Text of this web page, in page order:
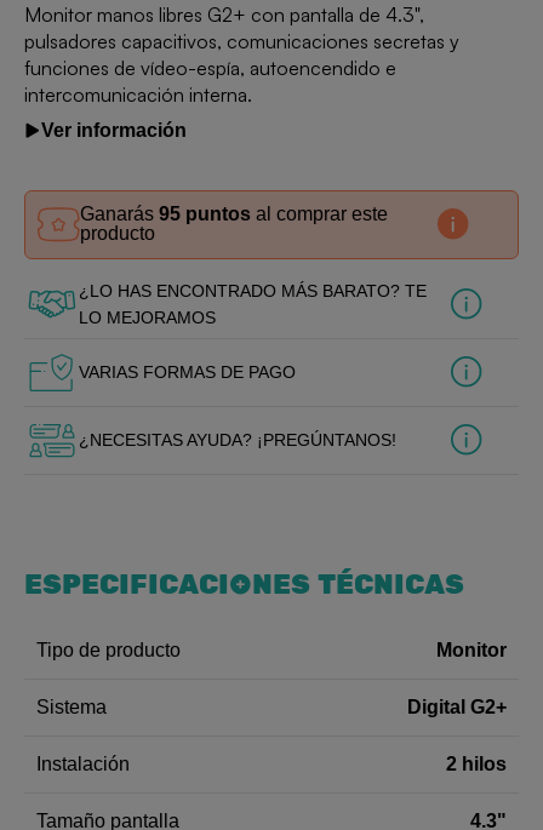
Monitor manos libres G2+ con pantalla de 4.3",
pulsadores capacitivos, comunicaciones secretas y
funciones de vídeo-espía, autoencendido e
intercomunicación interna.
Ver información
Ganarás 95 puntos al comprar este
producto
¿LO HAS ENCONTRADO MÁS BARATO? TE
LO MEJORAMOS
VARIAS FORMAS DE PAGO
¿NECESITAS AYUDA? ¡PREGÚNTANOS!
ESPECIFICACIONES TÉCNICAS
Tipo de producto Monitor
Sistema Digital G2+
Instalación 2 hilos
Tamaño pantalla 4.3"